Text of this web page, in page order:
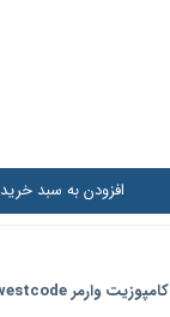
افزودن به سبد خرید
کامپوزیت وارمر westcode